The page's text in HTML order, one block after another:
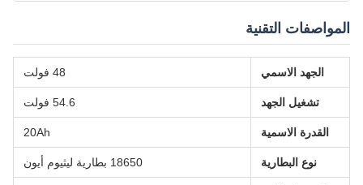
المواصفات التقنية
الجهد الاسمي 48 فولت
تشغيل الجهد 54.6 فولت
القدرة الاسمية 20Ah
نوع البطارية 18650 بطارية ليثيوم أيون